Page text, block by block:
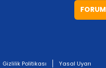
FORUM
Gizlilik Politikası Yasal Uyarı